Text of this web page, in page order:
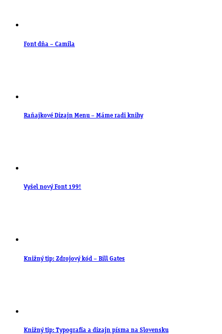
Font dňa – Camila
Raňajkové Dizajn Menu – Máme radi knihy
Vyšel nový Font 199!
Knižný tip: Zdrojový kód – Bill Gates
Knižný tip: Typografia a dizajn písma na Slovensku